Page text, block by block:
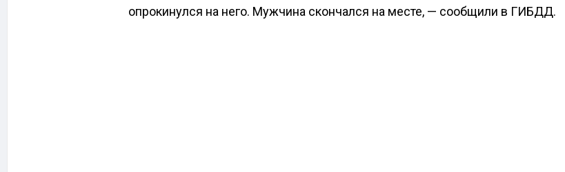
опрокинулся на него. Мужчина скончался на месте, — сообщили в ГИБДД.